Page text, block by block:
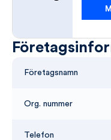
Företagsnamn
Org. nummer
Telefon